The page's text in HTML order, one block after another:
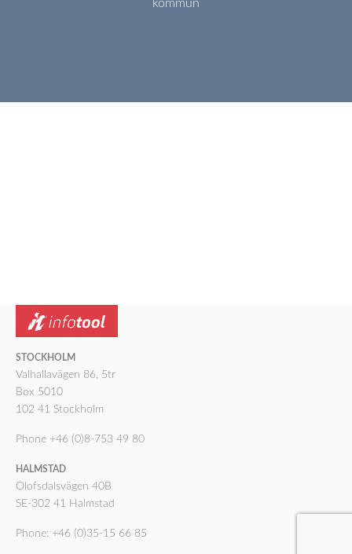
kommun
STOCKHOLM
Valhallavägen 86, 5tr
Box 5010
102 41 Stockholm
Phone +46 (0)8-753 49 80
HALMSTAD
Olofsdalsvägen 40B
SE-302 41 Halmstad
Phone: +46 (0)35-15 66 85